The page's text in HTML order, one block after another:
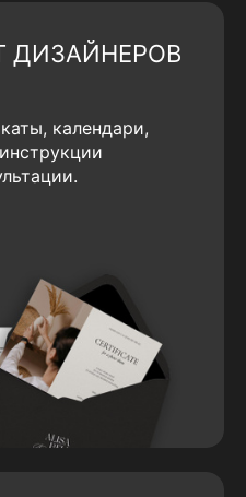
ДИЗАЙНЕРОВ
календари,